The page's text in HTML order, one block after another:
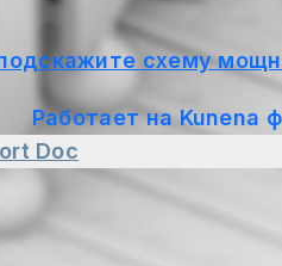
схему
Работает на Kunena
Doc